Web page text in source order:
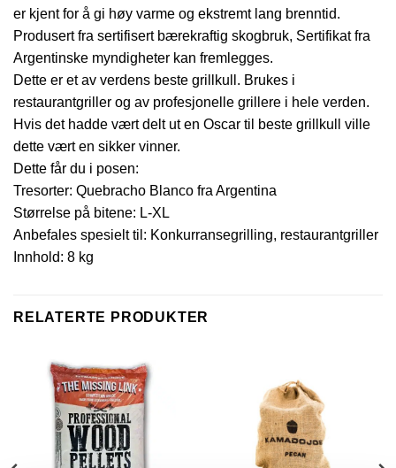
er kjent for å gi høy varme og ekstremt lang brenntid.
Produsert fra sertifisert bærekraftig skogbruk, Sertifikat fra
Argentinske myndigheter kan fremlegges.
Dette er et av verdens beste grillkull. Brukes i
restaurantgriller og av profesjonelle grillere i hele verden.
Hvis det hadde vært delt ut en Oscar til beste grillkull ville
dette vært en sikker vinner.
Dette får du i posen:
Tresorter: Quebracho Blanco fra Argentina
Størrelse på bitene: L-XL
Anbefales spesielt til: Konkurransegrilling, restaurantgriller
Innhold: 8 kg
RELATERTE PRODUKTER